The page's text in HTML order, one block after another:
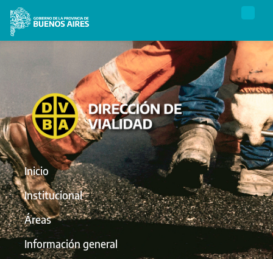
Inicio
Institucional
Áreas
Información general